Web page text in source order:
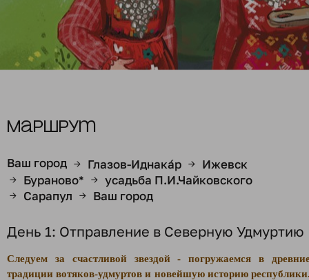
Маршрут
Ваш город → Глазов-Иднака́р → Ижевск
→ Бураново* → усадьба П.И.Чайковского
→ Сарапул → Ваш город
День 1: Отправление в Северную Удмуртию
Следуем за счастливой звездой - погружаемся в
традиции вотяков-удмуртов и новейшую историю